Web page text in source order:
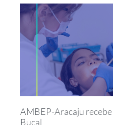
AMBEP-Aracaju
Bucal